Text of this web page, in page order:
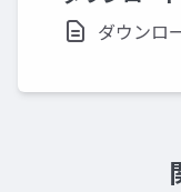
ダウンロ